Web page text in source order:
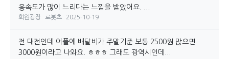
응속도가 많이 느리다는 느낌을 받았어요. ...
회원광장 로봇츠 2025-10-19
전 대전인데 어플에 배달비가 주말기준 보통 2500원 많으면
3000원이라고 나와요. ㅎㅎㅎ 그래도 광역시인데...